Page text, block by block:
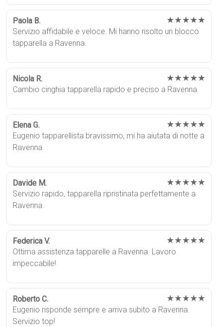
Paola B. ★★★★★
Servizio affidabile e veloce. Mi hanno risolto un blocco
tapparella a Ravenna.
Nicola R. ★★★★★
Cambio cinghia tapparella rapido e preciso a Ravenna.
Elena G. ★★★★★
Eugenio tapparellista bravissimo, mi ha aiutata di notte a
Ravenna.
Davide M. ★★★★★
Servizio rapido, tapparella ripristinata perfettamente a
Ravenna.
Federica V. ★★★★★
Ottima assistenza tapparelle a Ravenna. Lavoro
impeccabile!
Roberto C. ★★★★★
Eugenio risponde sempre e arriva subito a Ravenna.
Servizio top!